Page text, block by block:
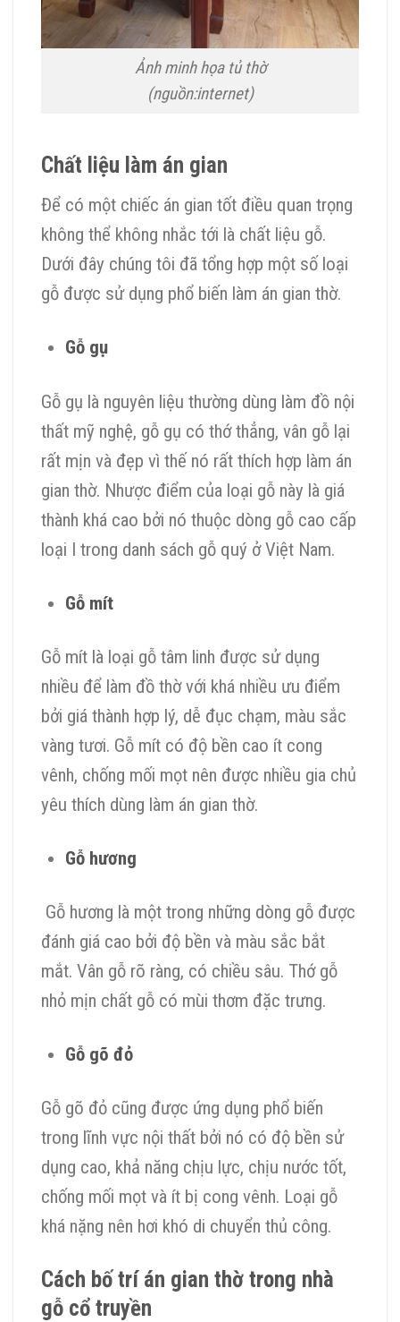
Ảnh minh họa tủ thờ
(nguồn:internet)
Chất liệu làm án gian
Để có một chiếc án gian tốt điều quan trọng
không thể không nhắc tới là chất liệu gỗ.
Dưới đây chúng tôi đã tổng hợp một số loại
gỗ được sử dụng phổ biến làm án gian thờ.
Gỗ gụ
Gỗ gụ là nguyên liệu thường dùng làm đồ nội
thất mỹ nghệ, gỗ gụ có thớ thẳng, vân gỗ lại
rất mịn và đẹp vì thế nó rất thích hợp làm án
gian thờ. Nhược điểm của loại gỗ này là giá
thành khá cao bởi nó thuộc dòng gỗ cao cấp
loại I trong danh sách gỗ quý ở Việt Nam.
Gỗ mít
Gỗ mít là loại gỗ tâm linh được sử dụng
nhiều để làm đồ thờ với khá nhiều ưu điểm
bởi giá thành hợp lý, dễ đục chạm, màu sắc
vàng tươi. Gỗ mít có độ bền cao ít cong
vênh, chống mối mọt nên được nhiều gia chủ
yêu thích dùng làm án gian thờ.
Gỗ hương
Gỗ hương là một trong những dòng gỗ được
đánh giá cao bởi độ bền và màu sắc bắt
mắt. Vân gỗ rõ ràng, có chiều sâu. Thớ gỗ
nhỏ mịn chất gỗ có mùi thơm đặc trưng.
Gỗ gõ đỏ
Gỗ gõ đỏ cũng được ứng dụng phổ biến
trong lĩnh vực nội thất bởi nó có độ bền sử
dụng cao, khả năng chịu lực, chịu nước tốt,
chống mối mọt và ít bị cong vênh. Loại gỗ
khá nặng nên hơi khó di chuyển thủ công.
Cách bố trí án gian thờ trong nhà
gỗ cổ truyền